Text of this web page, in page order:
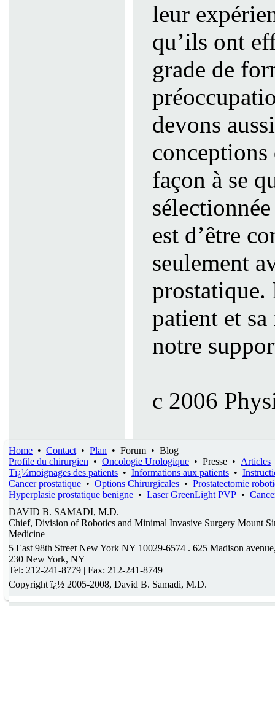
leur
qu’ils ont
grade de
devons
conceptions
façon à se
est d’être
seulement
prostatique.
patient et
notre
c 2006
Home • Contact • Plan • Forum • Blog
Profile du chirurgien • Oncologie Urologique • Presse • Articles
Tï¿½moignages des patients • Informations aux patients •
Cancer prostatique • Options Chirurgicales • Prostatectomie
Hyperplasie prostatique benigne • Laser GreenLight PVP •
DAVID B. SAMADI, M.D.
Chief, Division of Robotics and Minimal Invasive Surgery Mount
Medicine
5 East 98th Street New York NY 10029-6574 . 625 Madison
230 New York, NY
Tel: 212-241-8779 | Fax: 212-241-8749
Copyright ï¿½ 2005-2008, David B. Samadi, M.D.